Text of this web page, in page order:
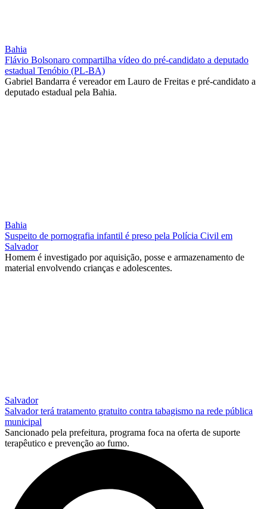
Bahia
Flávio Bolsonaro compartilha vídeo do pré-candidato a deputado
estadual Tenóbio (PL-BA)
Gabriel Bandarra é vereador em Lauro de Freitas e pré-candidato a
deputado estadual pela Bahia.
Bahia
Suspeito de pornografia infantil é preso pela Polícia Civil em
Salvador
Homem é investigado por aquisição, posse e armazenamento de
material envolvendo crianças e adolescentes.
Salvador
Salvador terá tratamento gratuito contra tabagismo na rede pública
municipal
Sancionado pela prefeitura, programa foca na oferta de suporte
terapêutico e prevenção ao fumo.